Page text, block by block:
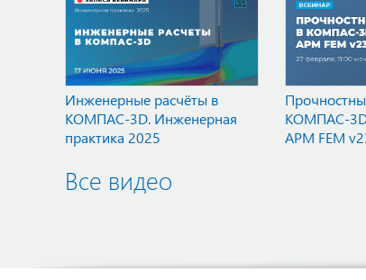
Инженерные расчёты в
КОМПАС-3D. Инженерная
практика 2025
КОМПАС-
APM FEM
Все видео